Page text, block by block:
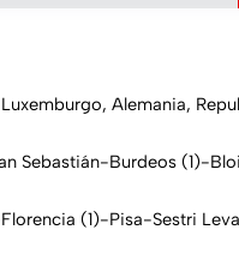
Alemania,
Sebastián-Burdeos (1)-
(1)-Pisa-Sestri